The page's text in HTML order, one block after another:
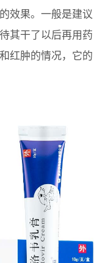
效果。一般是建议
其干了以后再用药
红肿的情况，它的